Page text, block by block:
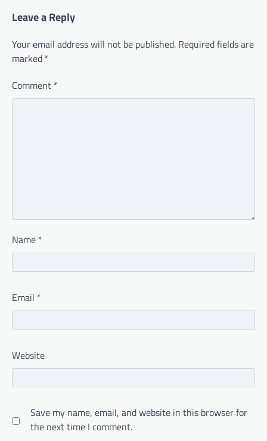
Leave a Reply
Your email address will not be published. Required fields are
marked *
Comment *
Name *
Email *
Website
Save my name, email, and website in this browser for
the next time I comment.